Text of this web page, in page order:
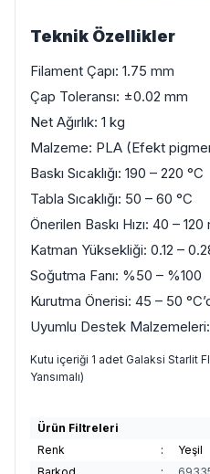
Teknik Özellikler
Filament Çapı: 1.75 mm
Çap Toleransı: ±0.02 mm
Net Ağırlık: 1 kg
Malzeme: PLA (Efekt
Baskı Sıcaklığı: 190 – 220 °C
Tabla Sıcaklığı: 50 – 60 °C
Önerilen Baskı Hızı: 40 –
Katman Yüksekliği: 0.12 –
Soğutma Fanı: %50 – %100
Kurutma Önerisi: 45 – 50
Uyumlu Destek
Kutu içeriği 1 adet Galaksi Starlit
Yansımalı)
Ürün Filtreleri
Renk
:
Yeşil